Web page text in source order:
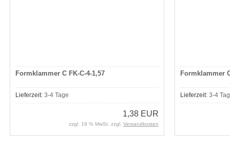
Formklammer C FK-C-4-1,57
Lieferzeit:3-4 Tage
1,38 EUR
zzgl. 19 % MwSt. zzgl. Versandkosten
Formklammer
Lieferzeit: 3-4